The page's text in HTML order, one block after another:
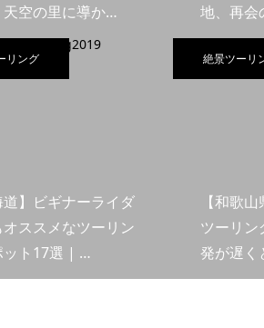
天空の里に導か…
地、再会
リング
道】ビギナーライダ
ススメなツーリン
ット17選 | …
絶景ツーリ
【和歌
ツーリ
発が遅